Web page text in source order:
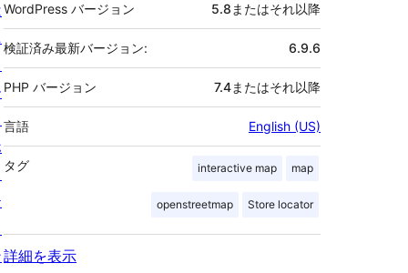
WordPress バージョン 5.8またはそれ以降
検証済み最新バージョン: 6.9.6
PHP バージョン 7.4またはそれ以降
言語 English (US)
タグ interactive map map
openstreetmap Store locator
詳細を表示